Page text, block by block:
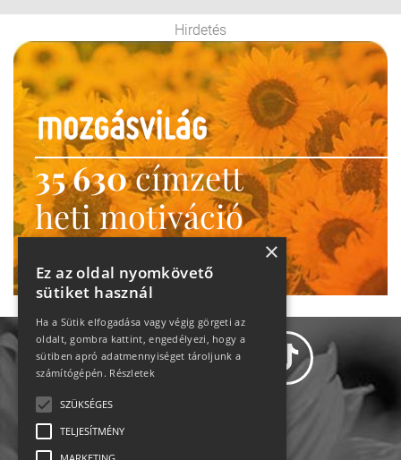
Hirdetés
35 630címzett
heti motiváció
×
Ez az oldal nyomkövető
sütiket használ
Ha a Sütik elfogadása vagy végig görgeti az
oldalt, gombra kattint, engedélyezi, hogy a
sütiben apró adatmennyiséget tároljunk a
számítógépén. Részletek
SZÜKSÉGES
TELJESÍTMÉNY